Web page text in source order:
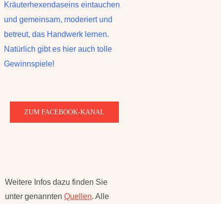
Kräuterhexendaseins eintauchen
und gemeinsam, moderiert und
betreut, das Handwerk lernen.
Natürlich gibt es hier auch tolle
Gewinnspiele!
ZUM FACEBOOK-KANAL
Weitere Infos dazu finden Sie
unter genannten Quellen. Alle